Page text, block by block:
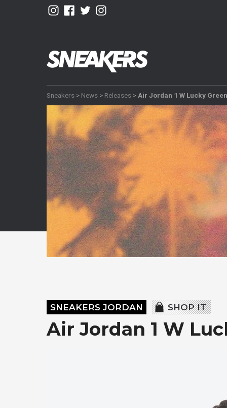
Sneakers > News > Releases > Air Jordan 1 W Lucky Green
SNEAKERS JORDAN SHOP IT
Air Jordan 1 W